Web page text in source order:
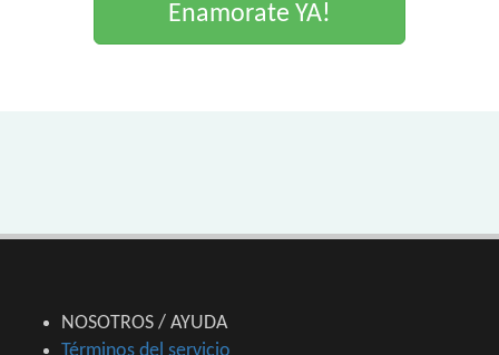
Enamorate YA!
NOSOTROS / AYUDA